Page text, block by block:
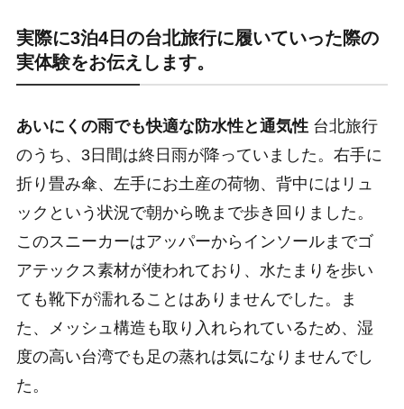
実際に3泊4日の台北旅行に履いていった際の
実体験をお伝えします。
あいにくの雨でも快適な防水性と通気性台北旅行
のうち、3日間は終日雨が降っていました。右手に
折り畳み傘、左手にお土産の荷物、背中にはリュ
ックという状況で朝から晩まで歩き回りました。
このスニーカーはアッパーからインソールまでゴ
アテックス素材が使われており、水たまりを歩い
ても靴下が濡れることはありませんでした。ま
た、メッシュ構造も取り入れられているため、湿
度の高い台湾でも足の蒸れは気になりませんでし
た。